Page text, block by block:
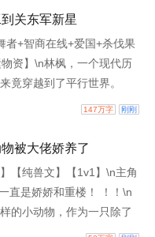
靠精修美照网恋了一堆优
的第一天，就是网恋奔现现
系统”，见光死？不存在
关东军新星
者+智商在线+爱国+杀伐果
资】\n林枫，一个现代历
竟穿越到了平行世界。
附身在一个代号 “铁公鸡”
到日本等指令，结果竟活
。\n兄弟们！杀鬼子！ \n
史的先知，在敌
147万字 刚刚
被大佬娇养了
】【纯兽文】【1v1】\n主角
直是娇娇和重楼！ ！！\n
的小动物，作为一只除了
”，她不仅没有被抛弃，反